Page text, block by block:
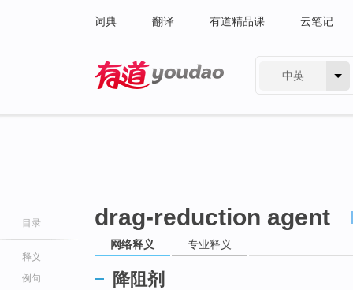
词典 翻译 有道精品课 云笔记
中英
目录
释义
例句
drag-reduction agent
网络释义 专业释义
降阻剂